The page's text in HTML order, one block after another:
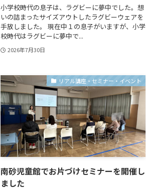
小学校時代の息子は、ラグビーに夢中でした。想
いの詰まったサイズアウトしたラグビーウェアを
手放しました。 現在中１の息子がいますが、小学
校時代はラグビーに夢中で...
2026年7月30日
リアル講座・セミナー・イベント
南砂児童館でお片づけセミナーを開催し
ました